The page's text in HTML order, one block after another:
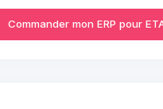
Commander mon ERP pour